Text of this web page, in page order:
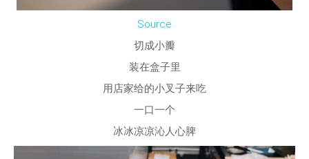
Source
切成小瓣
装在盒子里
用店家给的小叉子来吃
一口一个
冰冰凉凉沁人心脾